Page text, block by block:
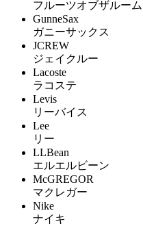
フルーツオブザルーム
GunneSax
ガニーサックス
JCREW
ジェイクルー
Lacoste
ラコステ
Levis
リーバイス
Lee
リー
LLBean
エルエルビーン
McGREGOR
マクレガー
Nike
ナイキ